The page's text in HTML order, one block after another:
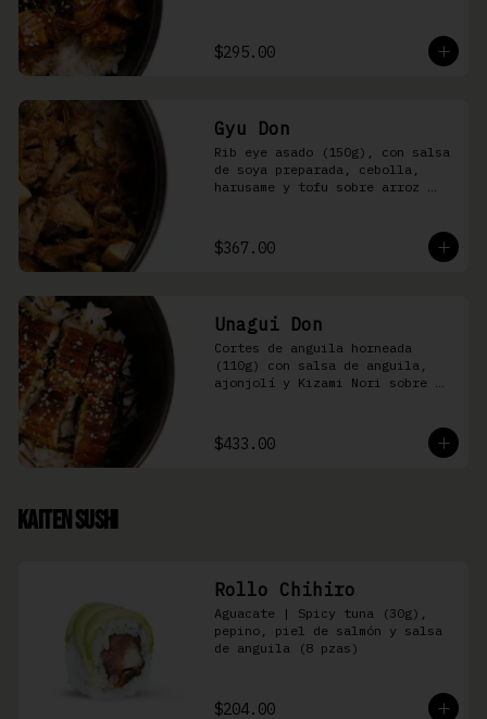
$295.00
Gyu Don
Rib eye asado (150g), con salsa
de soya preparada, cebolla,
harusame y tofu sobre arroz
$367.00
Unagui Don
Cortes de anguila horneada
(110g) con salsa de anguila,
ajonjolí y Kizami Nori sobre
$433.00
Kaiten Sushi
Rollo Chihiro
Aguacate | Spicy tuna (30g),
pepino, piel de salmón y salsa
de anguila (8 pzas)
$204.00